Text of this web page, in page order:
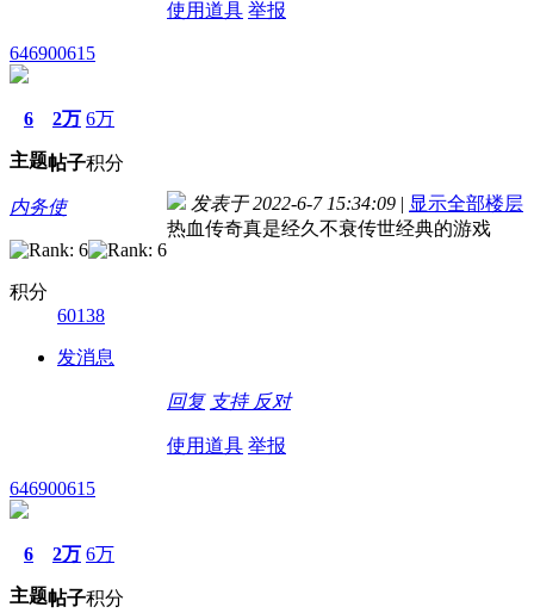
使用道具 举报
646900615
6
主题
2万
帖子
6万
积分
内务使
积分
60138
发消息
发表于 2022-6-7 15:34:09 | 显示全部楼层
热血传奇真是经久不衰传世经典的游戏
回复 支持 反对
使用道具 举报
646900615
6
主题
2万
帖子
6万
积分